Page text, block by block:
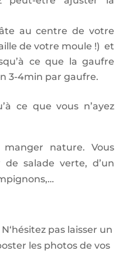
au centre de votre
de votre moule !) et
ce que la gaufre
3-4min par gaufre.
ce que vous n’ayez
nature. Vous
de salade verte, d’un
pas laisser un
les photos de vos